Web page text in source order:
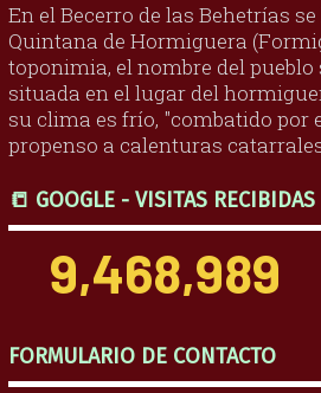
En el Becerro de las Behetrías
Quintana de Hormiguera
toponimia, el nombre del pueblo
situada en el lugar del
su clima es frío, "combatido por
propenso a calenturas
📒 GOOGLE - VISITAS RECIBIDAS
9,468,989
FORMULARIO DE CONTACTO